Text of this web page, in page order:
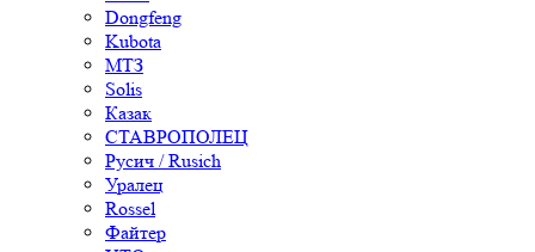
Dongfeng
Kubota
МТЗ
Solis
Казак
СТАВРОПОЛЕЦ
Русич / Rusich
Уралец
Rossel
Файтер